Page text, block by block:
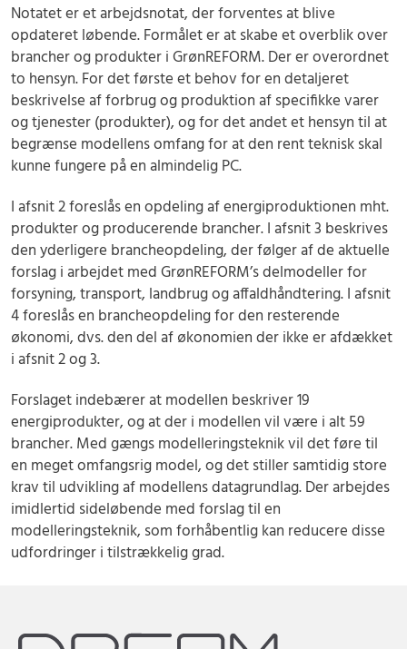
Notatet er et arbejdsnotat, der forventes at blive
opdateret løbende. Formålet er at skabe et overblik over
brancher og produkter i GrønREFORM. Der er overordnet
to hensyn. For det første et behov for en detaljeret
beskrivelse af forbrug og produktion af specifikke varer
og tjenester (produkter), og for det andet et hensyn til at
begrænse modellens omfang for at den rent teknisk skal
kunne fungere på en almindelig PC.
I afsnit 2 foreslås en opdeling af energiproduktionen mht.
produkter og producerende brancher. I afsnit 3 beskrives
den yderligere brancheopdeling, der følger af de aktuelle
forslag i arbejdet med GrønREFORM’s delmodeller for
forsyning, transport, landbrug og affaldhåndtering. I afsnit
4 foreslås en brancheopdeling for den resterende
økonomi, dvs. den del af økonomien der ikke er afdækket
i afsnit 2 og 3.
Forslaget indebærer at modellen beskriver 19
energiprodukter, og at der i modellen vil være i alt 59
brancher. Med gængs modelleringsteknik vil det føre til
en meget omfangsrig model, og det stiller samtidig store
krav til udvikling af modellens datagrundlag. Der arbejdes
imidlertid sideløbende med forslag til en
modelleringsteknik, som forhåbentlig kan reducere disse
udfordringer i tilstrækkelig grad.